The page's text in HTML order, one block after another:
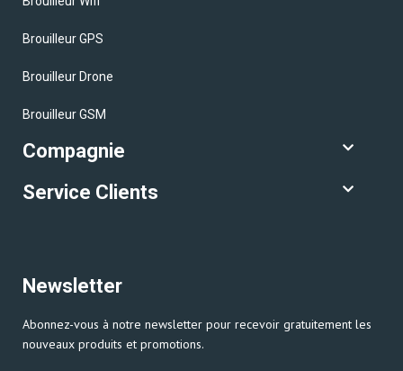
Brouilleur GPS
Brouilleur Drone
Brouilleur GSM
Compagnie
Service Clients
Newsletter
Abonnez-vous à notre newsletter pour recevoir gratuitement les
nouveaux produits et promotions.